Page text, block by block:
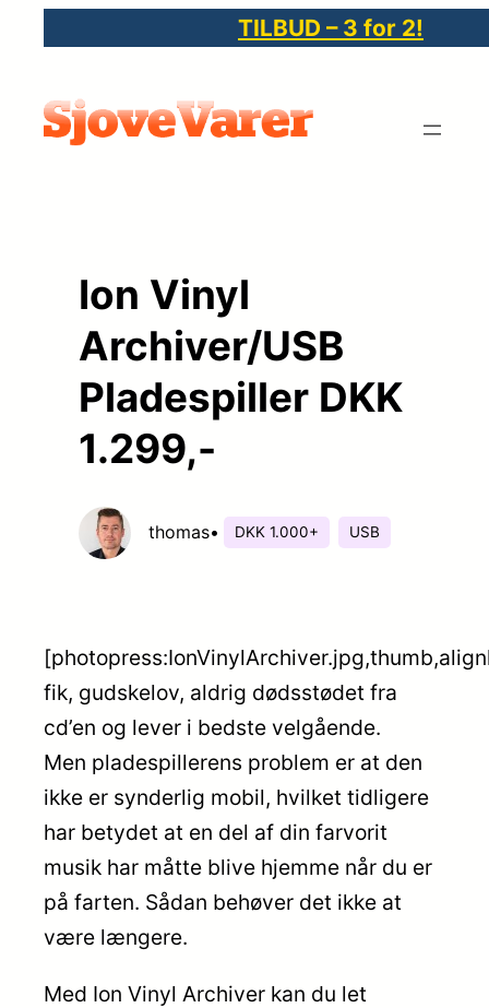
indhold
TILBUD – 3 for 2!
Ion Vinyl
Archiver/USB
Pladespiller DKK
1.299,-
thomas• DKK 1.000+ USB
fik, gudskelov, aldrig dødsstødet fra
cd’en og lever i bedste velgående.
Men pladespillerens problem er at den
ikke er synderlig mobil, hvilket tidligere
har betydet at en del af din farvorit
musik har måtte blive hjemme når du er
på farten. Sådan behøver det ikke at
være længere.
Med Ion Vinyl Archiver kan du let